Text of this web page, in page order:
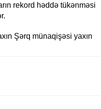
rekord həddə tükənməsi
Şərq münaqişəsi yaxın